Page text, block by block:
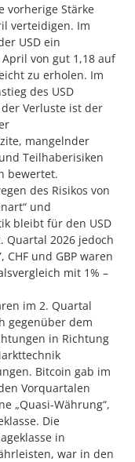
vorherige Stärke
verteidigen. Im
USD ein
April von gut 1,18 auf
zu erholen. Im
des USD
Verluste ist der
mangelnder
Teilhaberisiken
bewertet.
des Risikos von
und
bleibt für den USD
Quartal 2026 jedoch
CHF und GBP waren
mit 1% –
im 2. Quartal
gegenüber dem
in Richtung
Bitcoin gab im
Vorquartalen
„Quasi-Währung“,
Die
in
war in den